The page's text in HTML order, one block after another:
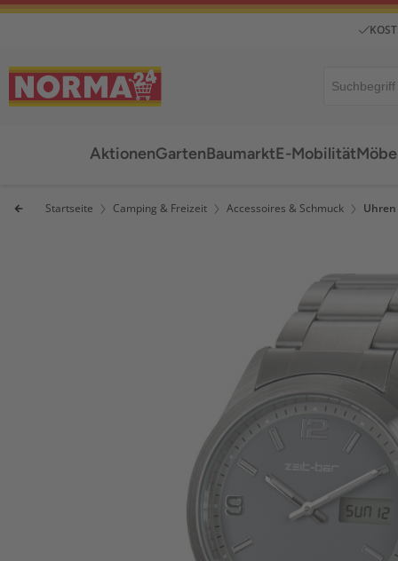
AktionenGartenBaumarktE-Mobilität
Startseite Camping & Freizeit Accessoires & Schmuck Uhren